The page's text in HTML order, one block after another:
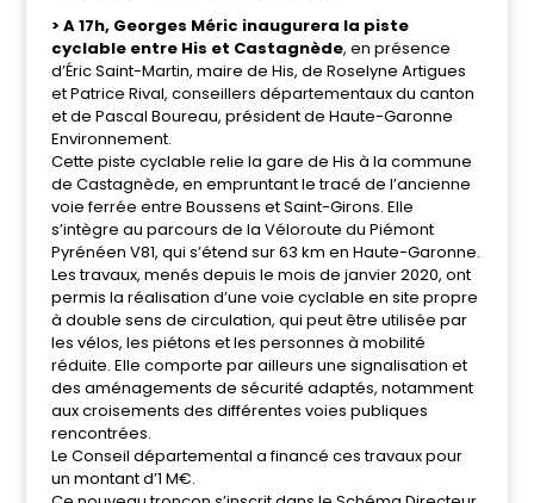
> A 17h, Georges Méric inaugurera la piste
cyclable entre His et Castagnède, en présence
d’Éric Saint-Martin, maire de His, de Roselyne Artigues
et Patrice Rival, conseillers départementaux du canton
et de Pascal Boureau, président de Haute-Garonne
Environnement.
Cette piste cyclable relie la gare de His à la commune
de Castagnède, en empruntant le tracé de l’ancienne
voie ferrée entre Boussens et Saint-Girons. Elle
s’intègre au parcours de la Véloroute du Piémont
Pyrénéen V81, qui s’étend sur 63 km en Haute-Garonne.
Les travaux, menés depuis le mois de janvier 2020, ont
permis la réalisation d’une voie cyclable en site propre
à double sens de circulation, qui peut être utilisée par
les vélos, les piétons et les personnes à mobilité
réduite. Elle comporte par ailleurs une signalisation et
des aménagements de sécurité adaptés, notamment
aux croisements des différentes voies publiques
rencontrées.
Le Conseil départemental a financé ces travaux pour
un montant d’1 M€.